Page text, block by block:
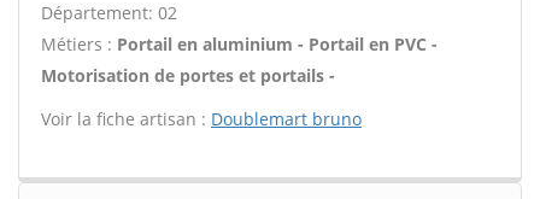
Département: 02
Métiers : Portail en aluminium - Portail en PVC -
Motorisation de portes et portails -
Voir la fiche artisan : Doublemart bruno